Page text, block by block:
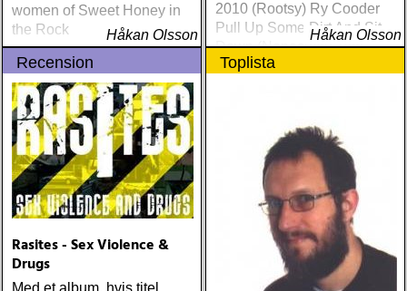
women of Sweet Honey in
the Rock
Håkan Olsson
2010 (Rootsy) Ry Cooder
Pull Up Some Dirt And Sit
Down (Nonesuch) Tom
Russell Mesabi (Proper)
Eilen Jewel Queen of the
Minor Key (Signature
Sound) Matraca Berg The
Dreaming Fields (Dualtone)
Amos Lee Mission Bell
(Blue Note) Lucinda
Williams Blessed (Lost
Highway) Various The
Fame Studios Story 1961-
Håkan Olsson
Recension
Rasites - Sex Violence &
Drugs
Med et album, hvis titel
Toplista